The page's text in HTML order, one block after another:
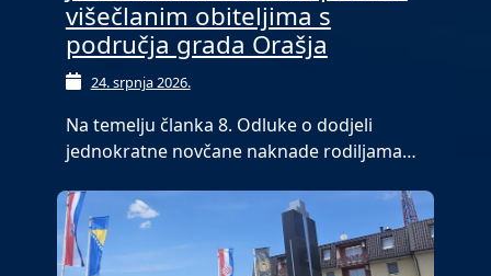
višečlanim obiteljima s
područja grada Orašja
24. srpnja 2026.
Na temelju članka 8. Odluke o dodjeli
jednokratne novčane naknade rodiljama…